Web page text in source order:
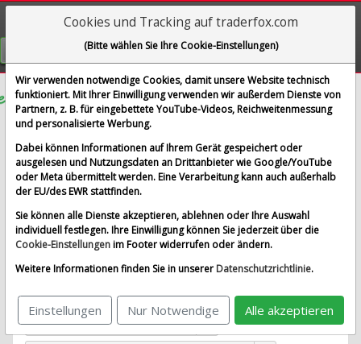
Visualizations
GRATIS REGISTRIEREN
Redcare Pharmacy N.V.
im Vergleich mit Airbus SE, Allianz SE, Bayerische
Motoren Werke AG und 1 weitere Aktie
Alle Aktien entfernen
Standard-Vergleich
Redcare Pharmacy N.V. (Echtzeit Euro)
Airbus SE (Echtzeit Euro)
Allianz SE (Echtzeit Euro)
Cookies und Tracking auf traderfox.com
(Bitte wählen Sie Ihre Cookie-Einstellungen)
Wir verwenden notwendige Cookies, damit unsere Website technisch
funktioniert. Mit Ihrer Einwilligung verwenden wir außerdem Dienste von
Partnern, z. B. für eingebettete YouTube-Videos, Reichweitenmessung
und personalisierte Werbung.
Dabei können Informationen auf Ihrem Gerät gespeichert oder
ausgelesen und Nutzungsdaten an Drittanbieter wie Google/YouTube
oder Meta übermittelt werden. Eine Verarbeitung kann auch außerhalb
der EU/des EWR stattfinden.
Sie können alle Dienste akzeptieren, ablehnen oder Ihre Auswahl
individuell festlegen. Ihre Einwilligung können Sie jederzeit über die
Cookie-Einstellungenim Footer widerrufen oder ändern.
Weitere Informationen finden Sie in unserer Datenschutzrichtlinie.
Einstellungen Nur Notwendige Alle akzeptieren